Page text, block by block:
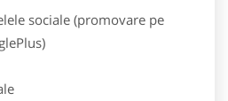
sociale (promovare pe